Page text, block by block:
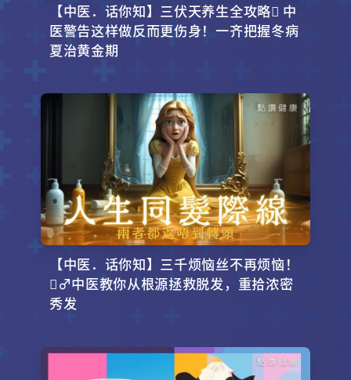
【中医．话你知】三伏天养生全攻略 中
医警告这样做反而更伤身！一齐把握冬病
夏治黄金期
【中医．话你知】三千烦恼丝不再烦恼！
‍♂️中医教你从根源拯救脱发，重拾浓密
秀发